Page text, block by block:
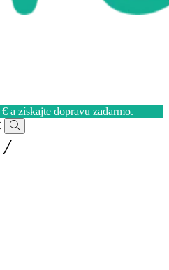
€ a získajte dopravu zadarmo.
Vyhľadávanie
/